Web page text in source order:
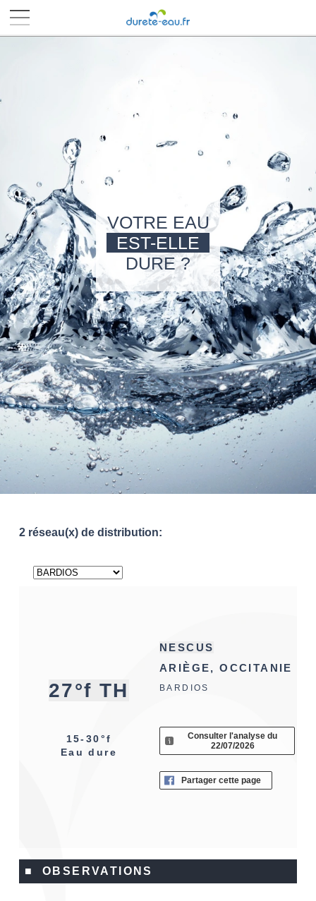
VOTRE EAU
EST-ELLE
DURE ?
2 réseau(x) de distribution:
27°f TH
15-30°f
Eau dure
NESCUS
ARIÈGE, OCCITANIE
BARDIOS
Consulter l'analyse du
22/07/2026
Partager cette page
■ OBSERVATIONS